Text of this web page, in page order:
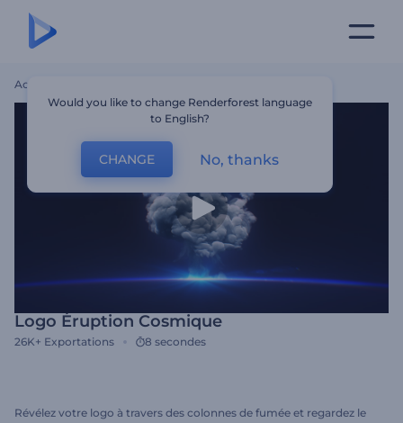
Accueil
Logo Éruption Cosmique
26K+ Exportations 8 secondes
Révélez votre logo à travers des colonnes de fumée et regardez le
Would you like to change Renderforest language
to English?
CHANGE No, thanks